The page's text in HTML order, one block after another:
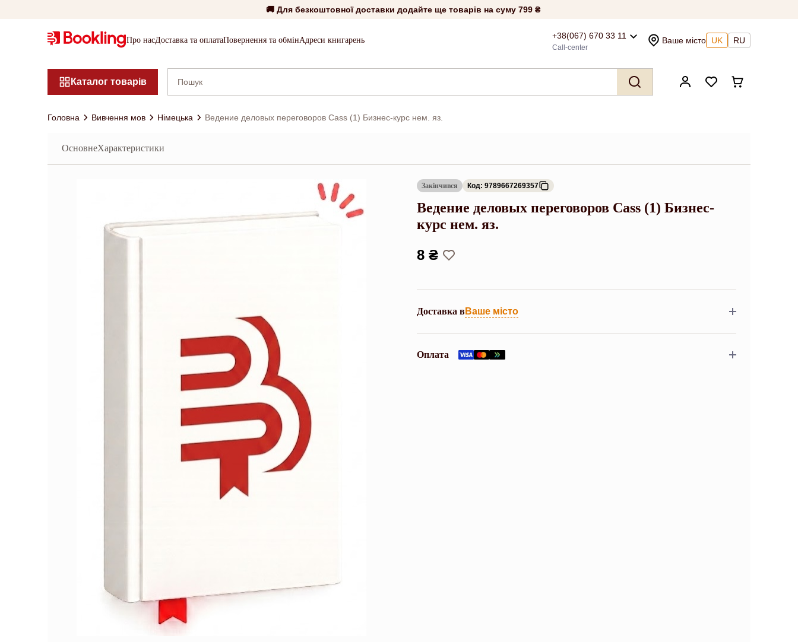
🚚 Для безкоштовної доставки додайте ще товарів на суму 799 ₴
Про насДоставка та оплатаПовернення та обмінАдреси книгарень +38(067) 670 33 11
Call-center
Ваше місто UK RU
Каталог товарів
Головна Вивчення мов Німецька Ведение деловых переговоров Cass (1) Бизнес-курс нем. яз.
ОсновнеХарактеристики
Закінчився Код: 9789667269357
Ведение деловых переговоров Cass (1) Бизнес-
курс нем. яз.
8 ₴
Доставка вВаше місто
Оплата